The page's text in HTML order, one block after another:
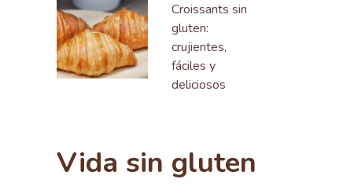
Croissants sin
gluten:
crujientes,
fáciles y
deliciosos
Vida sin gluten